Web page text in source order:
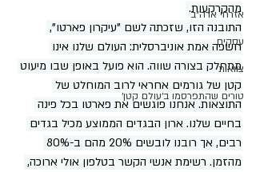
אזרחי ארה״ב
עסקים
צוואות
טורים שהתפרסמו ב׳עולם קטן׳
מהקרקעות.
התובנה הזו, שזכתה לשם "עיקרון פארטו",
חשפה אמת אוניברסלית: העולם שלנו אינו
מתחלק בצורה שווה. הוא פועל באופן שבו מיעוט
קטן של גורמים אחראי לרוב המוחלט של
התוצאות. אנחנו פוגשים את פארטו בכל פינה
בחיים שלנו. ארון הבגדים הממוצע מכיל בגדים
מהזמן. רשימת אנשי הקשר בטלפון אולי ארוכה,